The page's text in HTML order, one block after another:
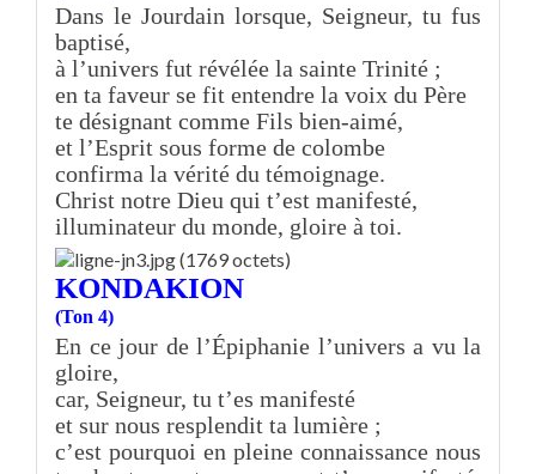
Dans le Jourdain lorsque, Seigneur, tu fus
baptisé,
à l’univers fut révélée la sainte Trinité ;
en ta faveur se fit entendre la voix du Père
te désignant comme Fils bien-aimé,
et l’Esprit sous forme de colombe
confirma la vérité du témoignage.
Christ notre Dieu qui t’est manifesté,
illuminateur du monde, gloire à toi.
KONDAKION
(Ton 4)
En ce jour de l’Épiphanie l’univers a vu la
gloire,
car, Seigneur, tu t’es manifesté
et sur nous resplendit ta lumière ;
c’est pourquoi en pleine connaissance nous